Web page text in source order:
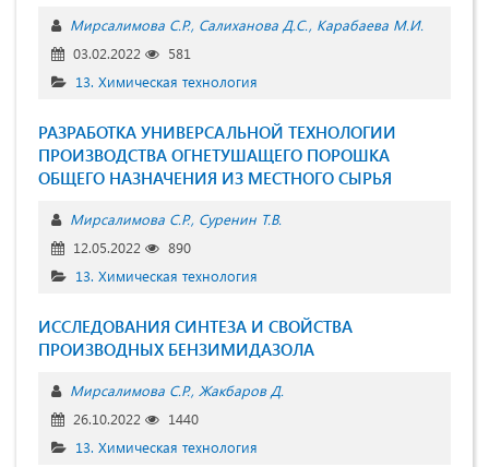
Мирсалимова С.Р. Салиханова Д.С. Карабаева М.И.
03.02.2022
581
13. Химическая технология
РАЗРАБОТКА УНИВЕРСАЛЬНОЙ ТЕХНОЛОГИИ
ПРОИЗВОДСТВА ОГНЕТУШАЩЕГО ПОРОШКА
ОБЩЕГО НАЗНАЧЕНИЯ ИЗ МЕСТНОГО СЫРЬЯ
Мирсалимова С.Р. Суренин Т.В.
12.05.2022
890
13. Химическая технология
ИССЛЕДОВАНИЯ СИНТЕЗА И СВОЙСТВА
ПРОИЗВОДНЫХ БЕНЗИМИДАЗОЛА
Мирсалимова С.Р. Жакбаров Д.
26.10.2022
1440
13. Химическая технология